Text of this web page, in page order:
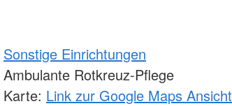
Sonstige Einrichtungen
Ambulante Rotkreuz-Pflege
Karte: Link zur Google Maps Ansicht